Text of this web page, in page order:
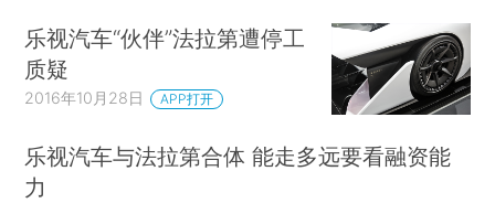
乐视汽车“伙伴”法拉第遭停工
质疑
2016年10月28日 APP打开
乐视汽车与法拉第合体 能走多远要看融资能
力